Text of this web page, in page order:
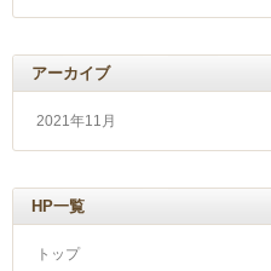
アーカイブ
2021年11月
HP一覧
トップ